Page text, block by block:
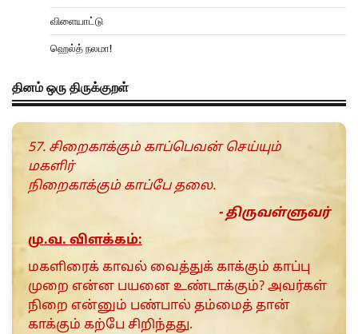
விளையாட்டு
ஹெல்த் நலமா!
தினம் ஒரு திருக்குறள்
57. சிறைகாக்கும் காப்பெவன் செய்யும்
மகளிர்
நிறைகாக்கும் காப்பே தலை.
- திருவள்ளுவர்
மு.வ. விளக்கம்:
மகளிரைக் காவல் வைத்துக் காக்கும் காப்பு
முறை என்ன பயனை உண்டாக்கும்? அவர்கள்
நிறை என்னும் பண்பால் தம்மைத் தான்
காக்கும் கற்பே சிறிந்தது.